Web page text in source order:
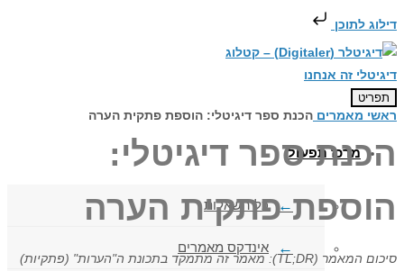
דילוג לתוכן
תפריט
מרכז תפעול
כל השאלות
אינדקס מאמרים
ראשי מאמרים הכנת ספר דיגיטלי: הוספת פתקית הערה
הכנת ספר דיגיטלי:
הוספת פתקית הערה
סיכום המאמר (TL;DR): מאמר זה מתמקד בתכונת ה"הערות" (פתקיות)